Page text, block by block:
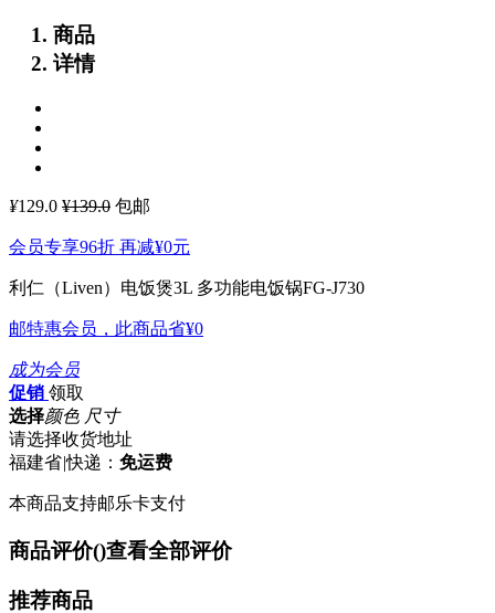
商品
详情
¥129.0 ¥139.0 包邮
会员专享96折 再减¥0元
利仁（Liven）电饭煲3L 多功能电饭锅FG-J730
邮特惠会员，此商品省¥0
成为会员
促销 领取
选择颜色 尺寸
请选择收货地址
福建省|快递： 免运费
本商品支持邮乐卡支付
商品评价()查看全部评价
推荐商品